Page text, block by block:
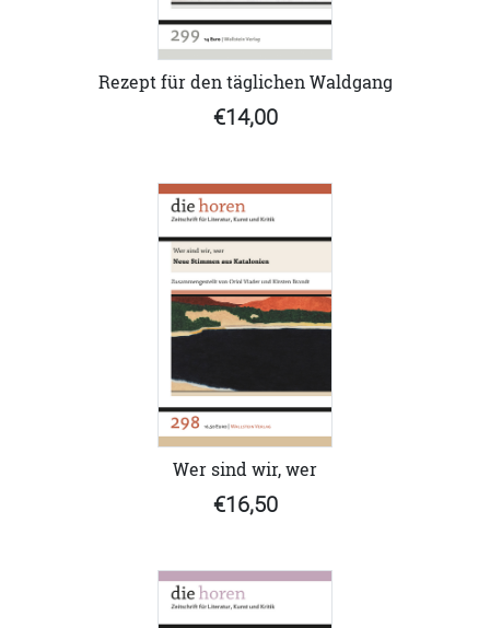
Rezept für den täglichen Waldgang
€14,00
Wer sind wir, wer
€16,50